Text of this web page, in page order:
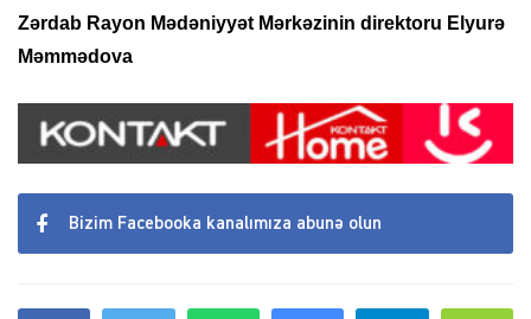
Zərdab Rayon Mədəniyyət Mərkəzinin direktoru Elyurə
Məmmədova
Bizim Facebooka kanalımıza abunə olun